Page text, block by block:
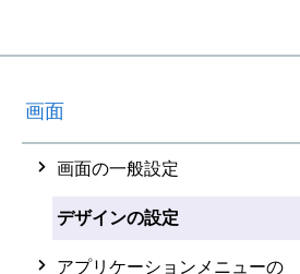
画面
画面の一般設定
デザインの設定
アプリケーションメニューの